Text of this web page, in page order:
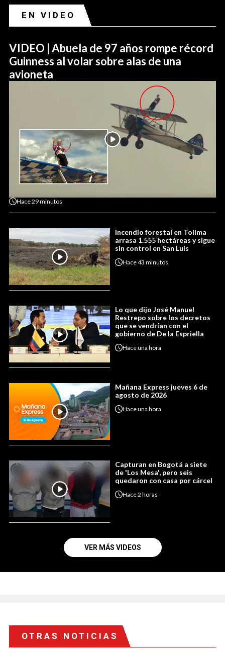
EN VIDEO
VIDEO | Abuela de 97 años rompe récord
Guinness al volar sobre alas de una
avioneta
Hace29 minutos
Incendio forestal en Tolima
arrasa 1.555 hectáreas y sigue
sin control en San Luis
Hace43 minutos
Lo que dijo José Manuel
Restrepo sobre los decretos
que se vendrían con el
gobierno de De la Espriella
Haceuna hora
Mañana Express jueves 6 de
agosto de 2026
Haceuna hora
Capturan en Bogotá a siete
de 'Los Mesa', pero seis
quedaron con casa por cárcel
Hace2 horas
VER MÁS VIDEOS
OTRAS NOTICIAS